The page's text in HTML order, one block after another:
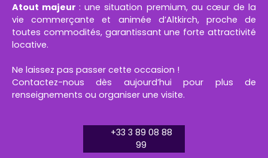
Atout majeur: une situation premium, au cœur de la
vie commerçante et animée d’Altkirch, proche de
toutes commodités, garantissant une forte attractivité
locative.
Ne laissez pas passer cette occasion !
Contactez-nous dès aujourd’hui pour plus de
renseignements ou organiser une visite.
+33 3 89 08 88
99